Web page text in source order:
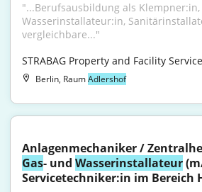
"...Berufsausbildung als Klempner:in,
Wasserinstallateur:in,
vergleichbare..."
STRABAG Property and Facility
Berlin, RaumAdlershof
Gas- und Wasserinstallateur
Servicetechniker:in im Bereich